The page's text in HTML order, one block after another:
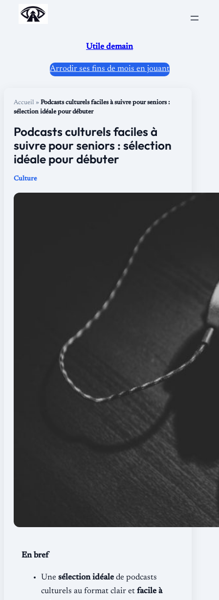
Aller
Utile demain
Arrodir ses fins de mois en jouant
Accueil » Podcasts culturels faciles à suivre pour seniors :
sélection idéale pour débuter
Podcasts culturels faciles à
suivre pour seniors : sélection
idéale pour débuter
Culture
En bref
Une sélection idéale de podcasts
culturels au format clair et facile à